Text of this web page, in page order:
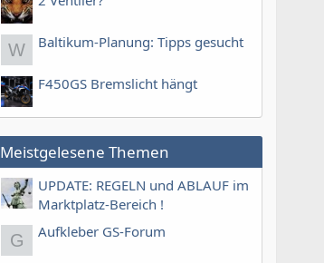
W Baltikum-Planung: Tipps gesucht
F450GS Bremslicht hängt
Meistgelesene Themen
UPDATE: REGELN und ABLAUF im
Marktplatz-Bereich !
G Aufkleber GS-Forum